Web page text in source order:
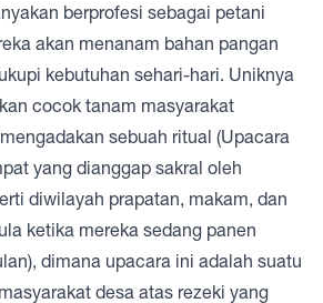
berprofesi sebagai petani
akan menanam bahan pangan
kebutuhan sehari-hari. Uniknya
cocok tanam masyarakat
sebuah ritual (Upacara
yang dianggap sakral oleh
diwilayah prapatan, makam, dan
ketika mereka sedang panen
dimana upacara ini adalah suatu
desa atas rezeki yang